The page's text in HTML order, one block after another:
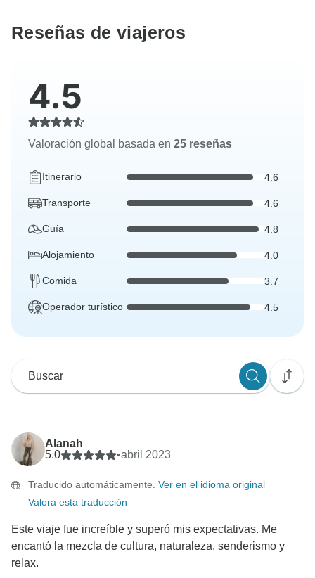
Reseñas de viajeros
4.5
Valoración global basada en 25 reseñas
Itinerario 4.6
Transporte 4.6
Guía 4.8
Alojamiento 4.0
Comida 3.7
Operador turístico 4.5
Alanah
5.0
•abril 2023
Traducido automáticamente. Ver en el idioma original
Valora esta traducción
Este viaje fue increíble y superó mis expectativas. Me
encantó la mezcla de cultura, naturaleza, senderismo y
relax.